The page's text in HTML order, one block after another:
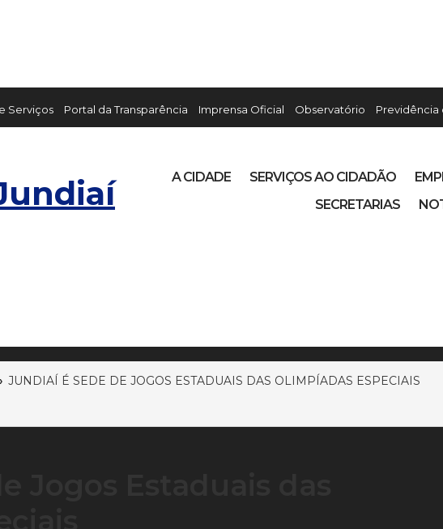
Serviços Portal da Transparência Imprensa Oficial Observatório Previdência
A CIDADE SERVIÇOS AO CIDADÃO
SECRETARIAS
JUNDIAÍ É SEDE DE JOGOS ESTADUAIS DAS OLIMPÍADAS ESPECIAIS